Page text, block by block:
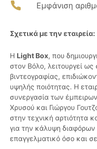
Εμφάνιση
Σχετικά με την εταιρεία:
Η Light Box, που
στον Βόλο, λειτουργεί
βιντεογραφίας,
υψηλής ποιότητας. Η
συνεργασία των
Χρυσού και Γιώργου
στην τεχνική αρτιότητα
για την κάλυψη
επαγγελματικό όσο και